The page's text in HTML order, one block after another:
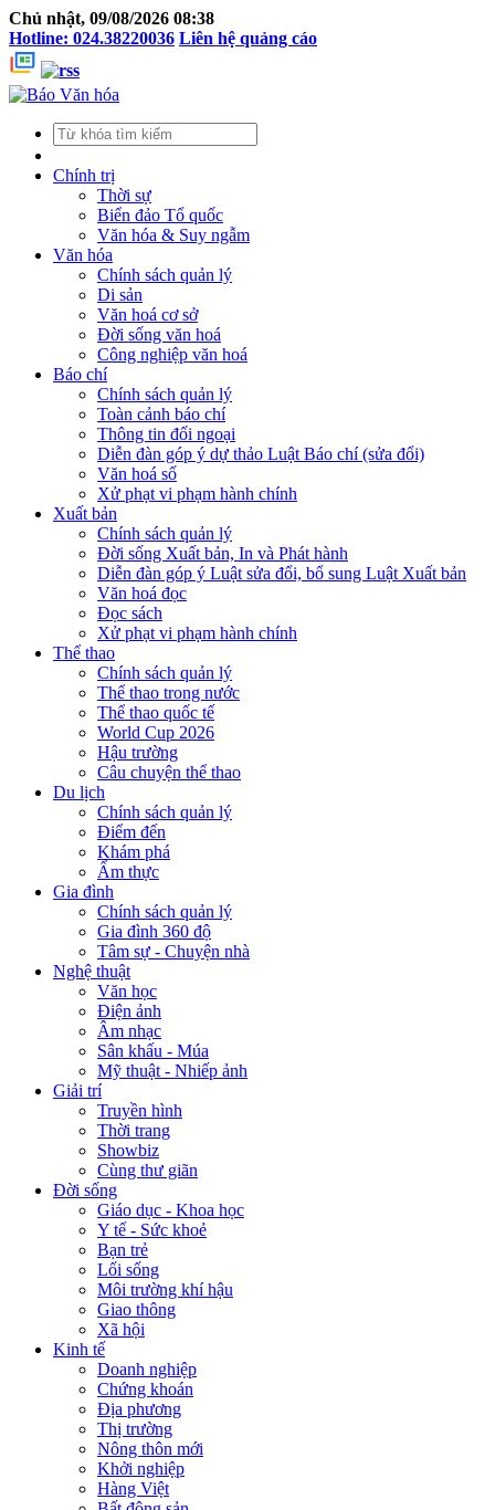
Chủ nhật, 09/08/2026 08:38
Hotline: 024.38220036 Liên hệ quảng cáo
Chính trị
Thời sự
Biển đảo Tổ quốc
Văn hóa & Suy ngẫm
Văn hóa
Chính sách quản lý
Di sản
Văn hoá cơ sở
Đời sống văn hoá
Công nghiệp văn hoá
Báo chí
Chính sách quản lý
Toàn cảnh báo chí
Thông tin đối ngoại
Diễn đàn góp ý dự thảo Luật Báo chí (sửa đổi)
Văn hoá số
Xử phạt vi phạm hành chính
Xuất bản
Chính sách quản lý
Đời sống Xuất bản, In và Phát hành
Diễn đàn góp ý Luật sửa đổi, bổ sung Luật Xuất bản
Văn hoá đọc
Đọc sách
Xử phạt vi phạm hành chính
Thể thao
Chính sách quản lý
Thể thao trong nước
Thể thao quốc tế
World Cup 2026
Hậu trường
Câu chuyện thể thao
Du lịch
Chính sách quản lý
Điểm đến
Khám phá
Ẩm thực
Gia đình
Chính sách quản lý
Gia đình 360 độ
Tâm sự - Chuyện nhà
Nghệ thuật
Văn học
Điện ảnh
Âm nhạc
Sân khấu - Múa
Mỹ thuật - Nhiếp ảnh
Giải trí
Truyền hình
Thời trang
Showbiz
Cùng thư giãn
Đời sống
Giáo dục - Khoa học
Y tế - Sức khoẻ
Bạn trẻ
Lối sống
Môi trường khí hậu
Giao thông
Xã hội
Kinh tế
Doanh nghiệp
Chứng khoán
Địa phương
Thị trường
Nông thôn mới
Khởi nghiệp
Hàng Việt